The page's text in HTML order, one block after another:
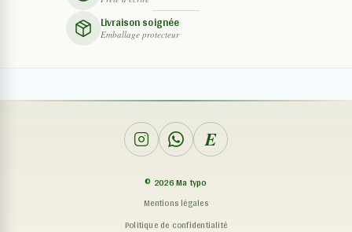
Livraison soignée
Emballage protecteur
E
© 2026Ma typo
Mentions légales
Politique de confidentialité